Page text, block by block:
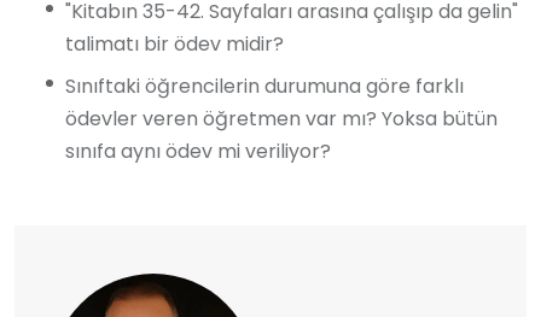
"Kitabın 35-42. Sayfaları arasına çalışıp da gelin"
talimatı bir ödev midir?
Sınıftaki öğrencilerin durumuna göre farklı
ödevler veren öğretmen var mı? Yoksa bütün
sınıfa aynı ödev mi veriliyor?